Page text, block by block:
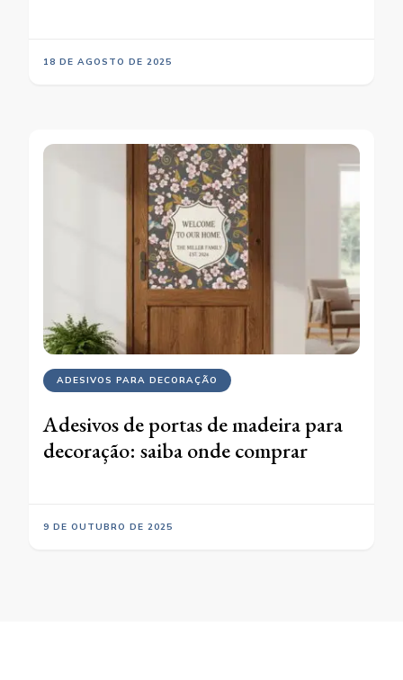
18 DE AGOSTO DE 2025
ADESIVOS PARA DECORAÇÃO
Adesivos de portas de madeira para
decoração: saiba onde comprar
9 DE OUTUBRO DE 2025